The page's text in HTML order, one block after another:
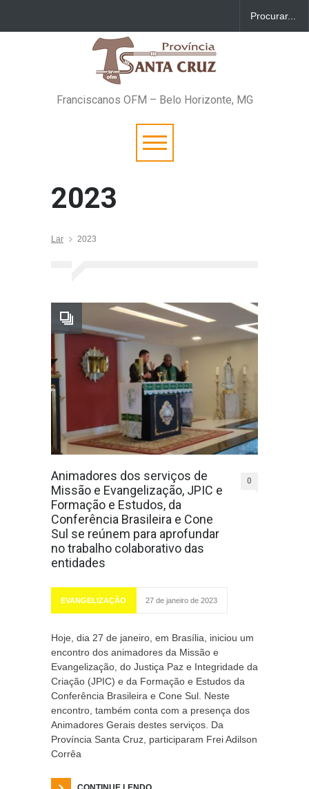
Franciscanos OFM – Belo Horizonte, MG
2023
Lar 2023
Animadores dos serviços de
Missão e Evangelização, JPIC e
Formação e Estudos, da
Conferência Brasileira e Cone
Sul se reúnem para aprofundar
no trabalho colaborativo das
entidades
0
EVANGELIZAÇÃO 27 de janeiro de 2023
Hoje, dia 27 de janeiro, em Brasília, iniciou um
encontro dos animadores da Missão e
Evangelização, do Justiça Paz e Integridade da
Criação (JPIC) e da Formação e Estudos da
Conferência Brasileira e Cone Sul. Neste
encontro, também conta com a presença dos
Animadores Gerais destes serviços. Da
Província Santa Cruz, participaram Frei Adilson
Corrêa